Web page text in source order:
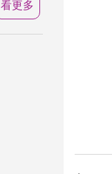
看更多